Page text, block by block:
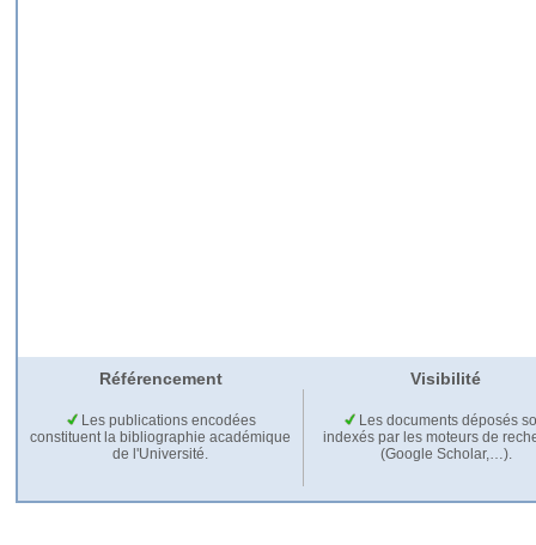
Référencement Visibilité
Les publications encodées
constituent la bibliographie académique
de l'Université.
Les documents déposés
indexés par les moteurs de
(Google Scholar,…).